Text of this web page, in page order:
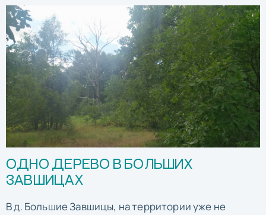
ОДНО ДЕРЕВО В БОЛЬШИХ
ЗАВШИЦАХ
В д. Большие Завшицы, на территории уже не